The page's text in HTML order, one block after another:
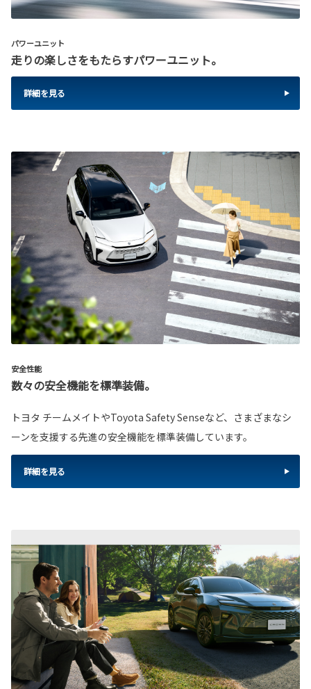
パワーユニット
走りの楽しさをもたらすパワーユニット。
詳細を見る
安全性能
数々の安全機能を標準装備。
トヨタ チームメイトやToyota Safety Senseなど、さまざまなシ
ーンを支援する先進の安全機能を標準装備しています。
詳細を見る